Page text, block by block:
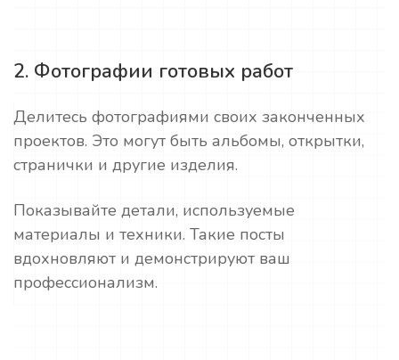
2. Фотографии готовых работ
Делитесь фотографиями своих законченных
проектов. Это могут быть альбомы, открытки,
странички и другие изделия.
Показывайте детали, используемые
материалы и техники. Такие посты
вдохновляют и демонстрируют ваш
профессионализм.